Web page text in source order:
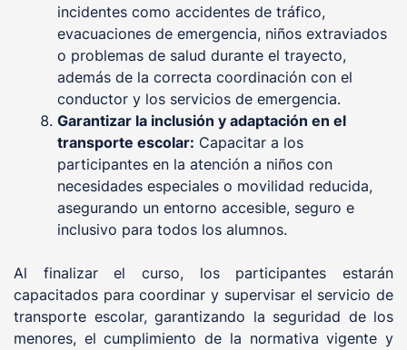
incidentes como accidentes de tráfico,
evacuaciones de emergencia, niños extraviados
o problemas de salud durante el trayecto,
además de la correcta coordinación con el
conductor y los servicios de emergencia.
Garantizar la inclusión y adaptación en el
transporte escolar: Capacitar a los
participantes en la atención a niños con
necesidades especiales o movilidad reducida,
asegurando un entorno accesible, seguro e
inclusivo para todos los alumnos.
Al finalizar el curso, los participantes estarán
capacitados para coordinar y supervisar el servicio de
transporte escolar, garantizando la seguridad de los
menores, el cumplimiento de la normativa vigente y